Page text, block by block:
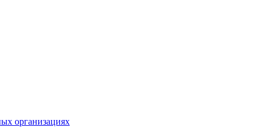
организациях